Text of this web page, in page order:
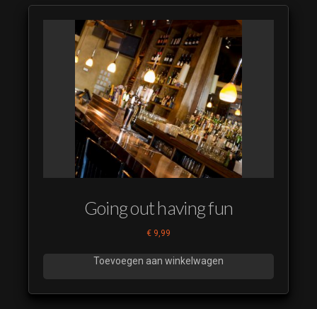
Going out having fun
€ 9,99
Toevoegen aan winkelwagen